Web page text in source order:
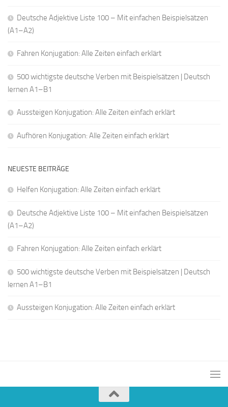
Deutsche Adjektive Liste 100 – Mit einfachen Beispielsätzen
(A1–A2)
Fahren Konjugation: Alle Zeiten einfach erklärt
500 wichtigste deutsche Verben mit Beispielsätzen | Deutsch
lernen A1–B1
Aussteigen Konjugation: Alle Zeiten einfach erklärt
Aufhören Konjugation: Alle Zeiten einfach erklärt
NEUESTE BEITRÄGE
Helfen Konjugation: Alle Zeiten einfach erklärt
Deutsche Adjektive Liste 100 – Mit einfachen Beispielsätzen
(A1–A2)
Fahren Konjugation: Alle Zeiten einfach erklärt
500 wichtigste deutsche Verben mit Beispielsätzen | Deutsch
lernen A1–B1
Aussteigen Konjugation: Alle Zeiten einfach erklärt